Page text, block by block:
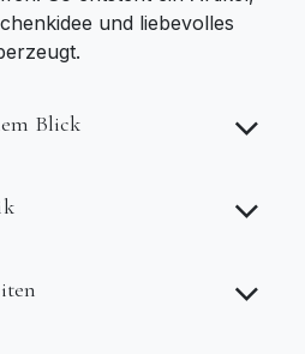
und liebevolles
Blick